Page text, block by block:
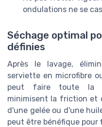
ondulations ne se
Séchage optimal
définies
Après le lavage,
serviette en microfibre
peut faire toute la
minimisent la friction et
d'une gelée ou d'une
peut être bénéfique pour